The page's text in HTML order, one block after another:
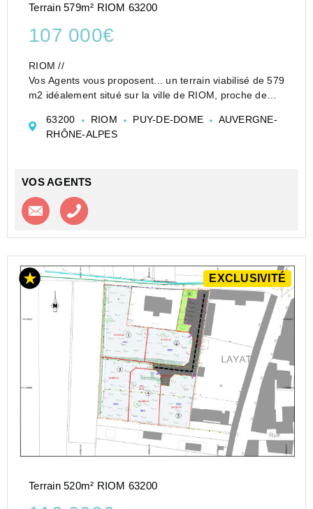
Terrain 579m² RIOM 63200
107 000€
RIOM //
Vos Agents vous proposent... un terrain viabilisé de 579
m2 idéalement situé sur la ville de RIOM, proche de
de Clermont-Ferrand.
Ce terrain (Lot numéro 8) vous permettra de
63200 RIOM PUY-DE-DOME
AUVERGNE-
RHÔNE-ALPES
VOS AGENTS
Contacter l'agence
EXCLUSIVITÉ
Terrain 520m² RIOM 63200